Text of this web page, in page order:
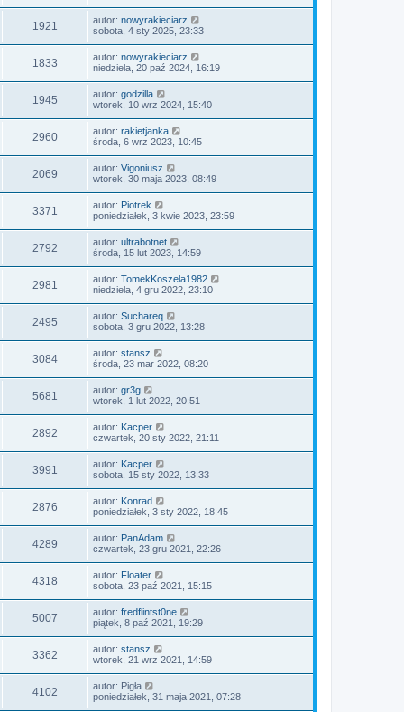
1921 autor: nowyrakieciarz
sobota, 4 sty 2025, 23:33
1833 autor: nowyrakieciarz
niedziela, 20 paź 2024, 16:19
1945 autor: godzilla
wtorek, 10 wrz 2024, 15:40
2960 autor: rakietjanka
środa, 6 wrz 2023, 10:45
2069 autor: Vigoniusz
wtorek, 30 maja 2023, 08:49
3371 autor: Piotrek
poniedziałek, 3 kwie 2023, 23:59
2792 autor: ultrabotnet
środa, 15 lut 2023, 14:59
2981 autor: TomekKoszela1982
niedziela, 4 gru 2022, 23:10
2495 autor: Suchareq
sobota, 3 gru 2022, 13:28
3084 autor: stansz
środa, 23 mar 2022, 08:20
5681 autor: gr3g
wtorek, 1 lut 2022, 20:51
2892 autor: Kacper
czwartek, 20 sty 2022, 21:11
3991 autor: Kacper
sobota, 15 sty 2022, 13:33
2876 autor: Konrad
poniedziałek, 3 sty 2022, 18:45
4289 autor: PanAdam
czwartek, 23 gru 2021, 22:26
4318 autor: Floater
sobota, 23 paź 2021, 15:15
5007 autor: fredflintst0ne
piątek, 8 paź 2021, 19:29
3362 autor: stansz
wtorek, 21 wrz 2021, 14:59
4102 autor: Pigła
poniedziałek, 31 maja 2021, 07:28